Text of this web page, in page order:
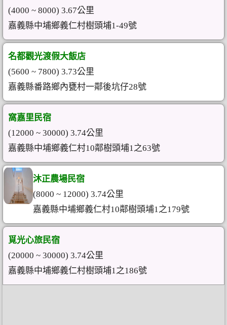
(4000 ~ 8000) 3.67公里
嘉義縣中埔鄉義仁村樹頭埔1-49號
名都觀光渡假大飯店
(5600 ~ 7800) 3.73公里
嘉義縣番路鄉內甕村一鄰後坑仔28號
窩嘉里民宿
(12000 ~ 30000) 3.74公里
嘉義縣中埔鄉義仁村10鄰樹頭埔1之63號
沐正農場民宿
(8000 ~ 12000) 3.74公里
嘉義縣中埔鄉義仁村10鄰樹頭埔1之179號
覓光心旅民宿
(20000 ~ 30000) 3.74公里
嘉義縣中埔鄉義仁村樹頭埔1之186號